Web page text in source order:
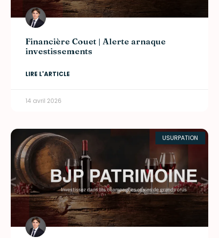
Financière Couet | Alerte arnaque
investissements
LIRE L'ARTICLE
14 avril 2026
USURPATION